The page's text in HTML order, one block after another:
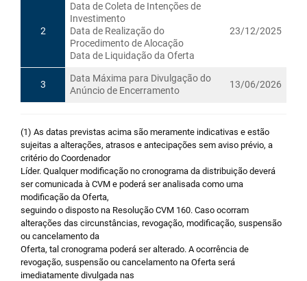
2
Data de Coleta de Intenções de
Investimento
Data de Realização do
Procedimento de Alocação
Data de Liquidação da Oferta
23/12/2025
3
Data Máxima para Divulgação do
Anúncio de Encerramento
13/06/2026
(1) As datas previstas acima são meramente indicativas e estão
sujeitas a alterações, atrasos e antecipações sem aviso prévio, a
critério do Coordenador
Líder. Qualquer modificação no cronograma da distribuição deverá
ser comunicada à CVM e poderá ser analisada como uma
modificação da Oferta,
seguindo o disposto na Resolução CVM 160. Caso ocorram
alterações das circunstâncias, revogação, modificação, suspensão
ou cancelamento da
Oferta, tal cronograma poderá ser alterado. A ocorrência de
revogação, suspensão ou cancelamento na Oferta será
imediatamente divulgada nas